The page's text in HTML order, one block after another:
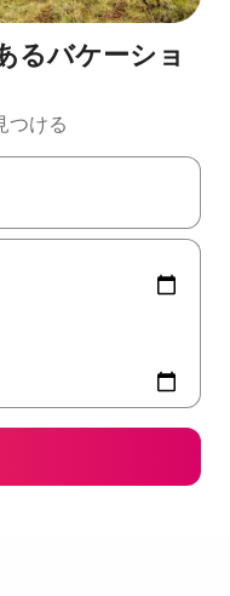
るバケーショ
つける
キーを使って移動するか